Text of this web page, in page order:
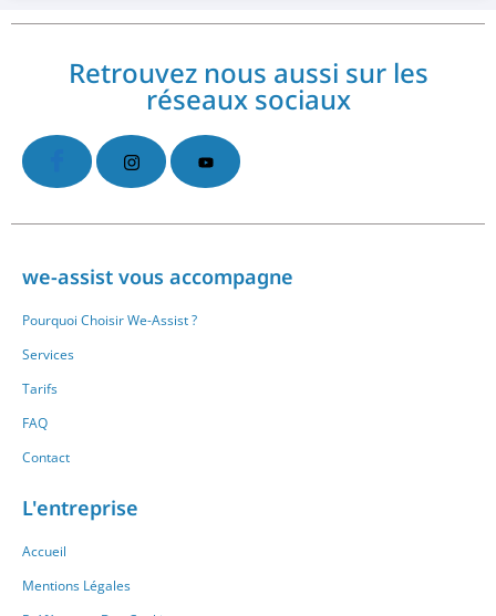
Retrouvez nous aussi sur les
réseaux sociaux
we-assist vous accompagne
Pourquoi Choisir We-Assist ?
Services
Tarifs
FAQ
Contact
L'entreprise
Accueil
Mentions Légales